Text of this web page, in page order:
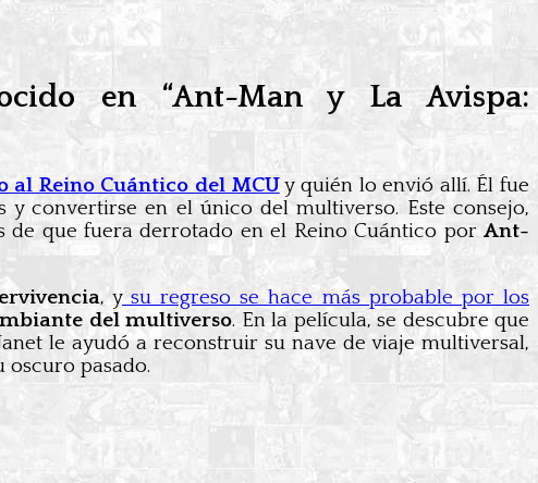
en “Ant-Man y La Avispa:
al Reino Cuántico del MCUy quién lo envió allí. Él fue
convertirse en el único del multiverso. Este consejo,
de que fuera derrotado en el Reino Cuántico porAnt-
, ysu regreso se hace más probable por los
del multiverso. En la película, se descubre que
le ayudó a reconstruir su nave de viaje multiversal,
oscuro pasado.